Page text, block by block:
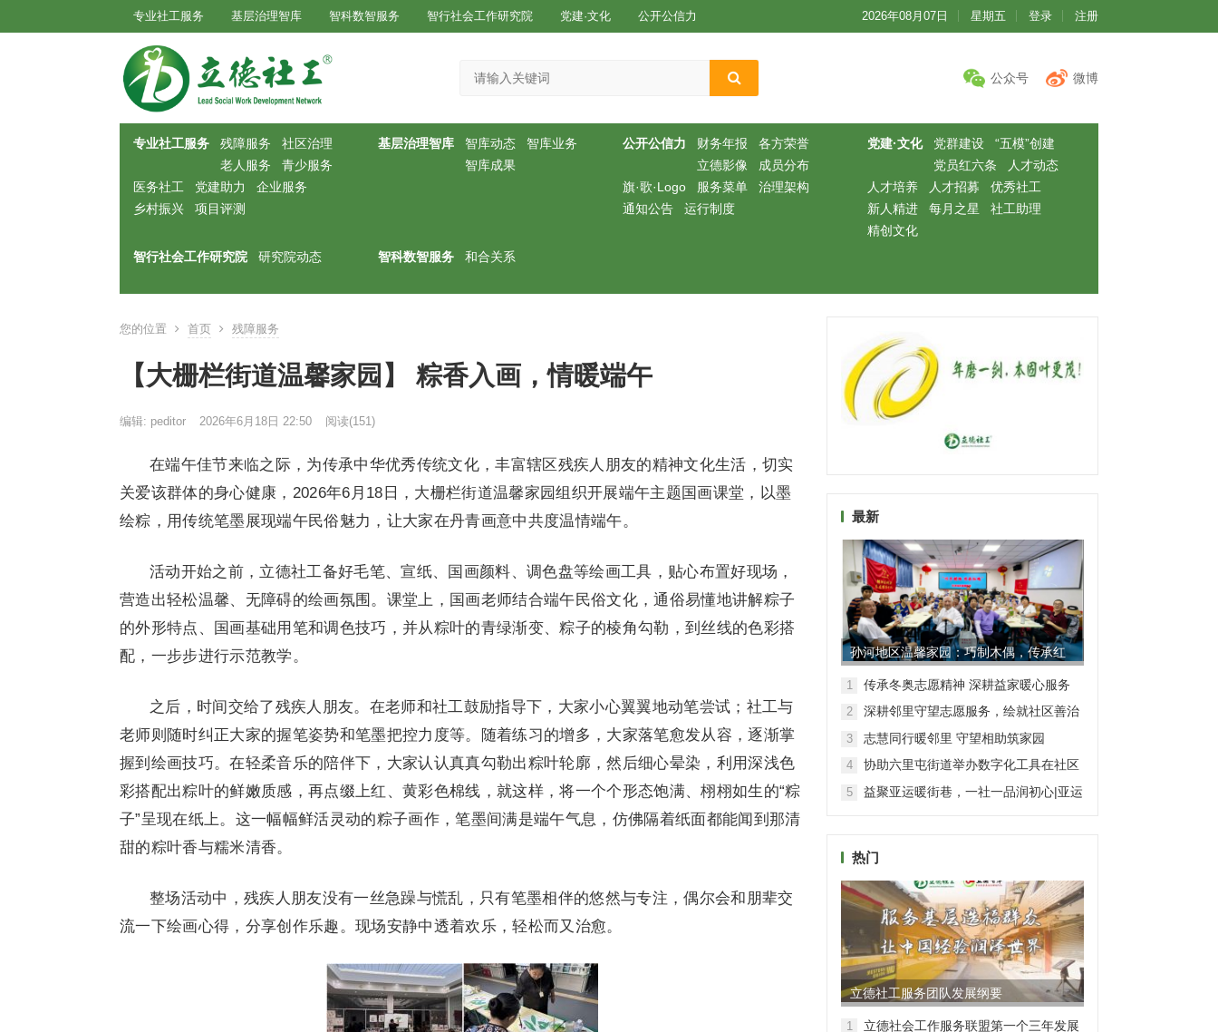
专业社工服务 基层治理智库 智科数智服务 智行社会工作研究院 党建·文化 公开公信力 2026年08月07日 星期五 登录 注册
公众号 微博
专业社工服务 残障服务
社区治理
老人服务
青少服务
医务社工
党建助力
企业服务
乡村振兴
项目评测
基层治理智库 智库动态
智库业务
智库成果
公开公信力 财务年报
各方荣誉
立德影像
成员分布
旗·歌·Logo
服务菜单
治理架构
通知公告
运行制度
党建·文化 党群建设
“五模”创建
党员红六条
人才动态
人才培养
人才招募
优秀社工
新人精进
每月之星
社工助理
精创文化
智行社会工作研究院
研究院动态 智科数智服务 和合关系
您的位置 首页 残障服务
【大栅栏街道温馨家园】 粽香入画，情暖端午
编辑: peditor 2026年6月18日 22:50 阅读(151)
在端午佳节来临之际，为传承中华优秀传统文化，丰富辖区残疾人朋友的精神文化生活，切实
关爱该群体的身心健康，2026年6月18日，大栅栏街道温馨家园组织开展端午主题国画课堂，以墨
绘粽，用传统笔墨展现端午民俗魅力，让大家在丹青画意中共度温情端午。
活动开始之前，立德社工备好毛笔、宣纸、国画颜料、调色盘等绘画工具，贴心布置好现场，
营造出轻松温馨、无障碍的绘画氛围。课堂上，国画老师结合端午民俗文化，通俗易懂地讲解粽子
的外形特点、国画基础用笔和调色技巧，并从粽叶的青绿渐变、粽子的棱角勾勒，到丝线的色彩搭
配，一步步进行示范教学。
之后，时间交给了残疾人朋友。在老师和社工鼓励指导下，大家小心翼翼地动笔尝试；社工与
老师则随时纠正大家的握笔姿势和笔墨把控力度等。随着练习的增多，大家落笔愈发从容，逐渐掌
握到绘画技巧。在轻柔音乐的陪伴下，大家认认真真勾勒出粽叶轮廓，然后细心晕染，利用深浅色
彩搭配出粽叶的鲜嫩质感，再点缀上红、黄彩色棉线，就这样，将一个个形态饱满、栩栩如生的“粽
子”呈现在纸上。这一幅幅鲜活灵动的粽子画作，笔墨间满是端午气息，仿佛隔着纸面都能闻到那清
甜的粽叶香与糯米清香。
整场活动中，残疾人朋友没有一丝急躁与慌乱，只有笔墨相伴的悠然与专注，偶尔会和朋辈交
流一下绘画心得，分享创作乐趣。现场安静中透着欢乐，轻松而又治愈。
最新
孙河地区温馨家园：巧制木偶，传承红
魂
1 传承冬奥志愿精神 深耕益家暖心服务
2
深耕邻里守望志愿服务，绘就社区善治
3 志慧同行暖邻里 守望相助筑家园
4
协助六里屯街道举办数字化工具在社区
5
益聚亚运暖街巷，一社一品润初心|亚运
热门
立德社工服务团队发展纲要
1
立德社会工作服务联盟第一个三年发展